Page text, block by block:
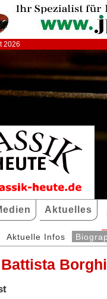
2026
Aktuelles
Aktuelle Infos
Borghi